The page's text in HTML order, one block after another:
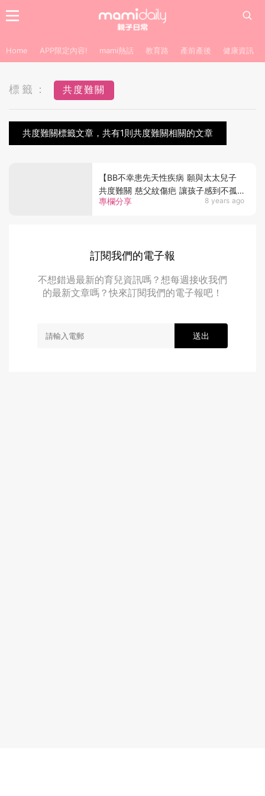
Home APP限定內容! mami熱話 教育路 產前產後 健康資訊
標籤： 共度難關
共度難關標籤文章，共有1則共度難關相關的文章
專欄分享 8 years ago
【BB不幸患先天性疾病 願與太太兒子
共度難關 慈父紋傷疤 讓孩子感到不孤
單】
訂閱我們的電子報
不想錯過最新的育兒資訊嗎？想每週接收我們
的最新文章嗎？快來訂閱我們的電子報吧！
送出